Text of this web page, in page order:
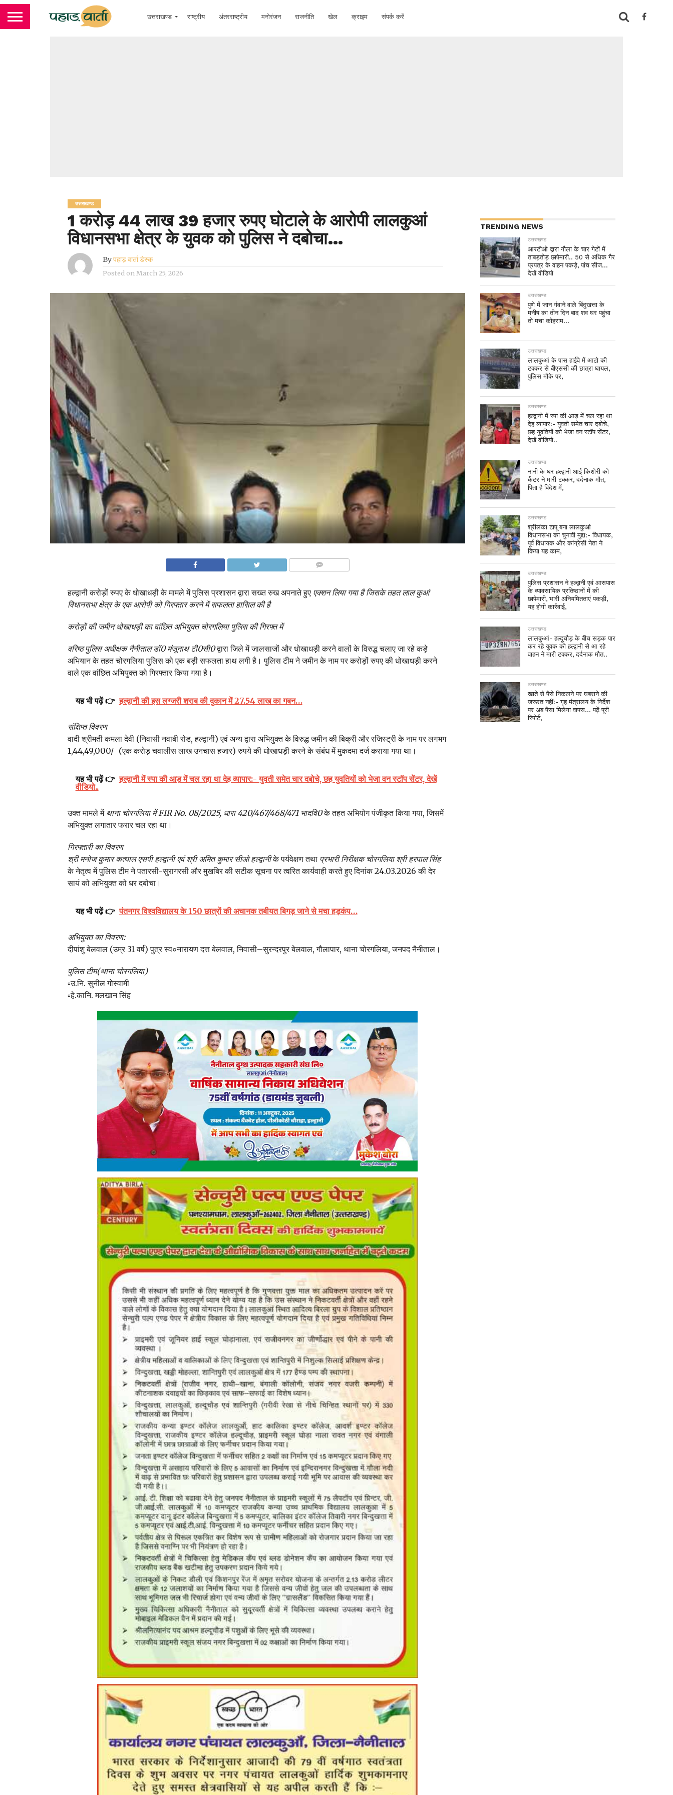
उत्तराखण्ड राष्ट्रीय अंतरराष्ट्रीय मनोरंजन राजनीति खेल क्राइम संपर्क करें
उत्तराखण्ड
1 करोड़ 44 लाख 39 हजार रुपए घोटाले के आरोपी लालकुआं
विधानसभा क्षेत्र के युवक को पुलिस ने दबोचा…
Byपहाड़ वार्ता डेस्क
Posted on March 25, 2026
हल्द्वानी करोड़ों रुपए के धोखाधड़ी के मामले में पुलिस प्रशासन द्वारा सख्त रुख अपनाते हुएएक्शन लिया गया है जिसके तहत लाल कुआं
विधानसभा क्षेत्र के एक आरोपी को गिरफ्तार करने में सफलता हासिल की है
करोड़ों की जमीन धोखाधड़ी का वांछित अभियुक्त चोरगलिया पुलिस की गिरफ्त में
वरिष्ठ पुलिस अधीक्षक नैनीताल डॉ0 मंजूनाथ टी0सी0द्वारा जिले में जालसाजों और धोखाधड़ी करने वालों के विरुद्ध चलाए जा रहे कड़े
अभियान के तहत चोरगलिया पुलिस को एक बड़ी सफलता हाथ लगी है। पुलिस टीम ने जमीन के नाम पर करोड़ों रुपए की धोखाधड़ी करने
वाले एक वांछित अभियुक्त को गिरफ्तार किया गया है।
यह भी पढ़ें 👉 हल्द्वानी की इस लग्जरी शराब की दुकान में 27.54 लाख का गबन…
संक्षिप्त विवरण
वादी श्रीमती कमला देवी (निवासी नवाबी रोड, हल्द्वानी) एवं अन्य द्वारा अभियुक्त के विरुद्ध जमीन की बिक्री और रजिस्ट्री के नाम पर लगभग
1,44,49,000/- (एक करोड़ चवालीस लाख उनचास हजार) रुपये की धोखाधड़ी करने के संबंध में मुकदमा दर्ज कराया गया था।
यह भी पढ़ें 👉 हल्द्वानी में स्पा की आड़ में चल रहा था देह व्यापार:- युवती समेत चार दबोचे, छह युवतियों को भेजा वन स्टॉप सेंटर, देखें
वीडियो..
उक्त मामले में थाना चोरगलिया में FIR No. 08/2025, धारा 420/467/468/471 भादवि0के तहत अभियोग पंजीकृत किया गया, जिसमें
अभियुक्त लगातार फरार चल रहा था।
गिरफ्तारी का विवरण
श्री मनोज कुमार कत्याल एसपी हल्द्वानी एवं श्री अमित कुमार सीओ हल्द्वानीके पर्यवेक्षण तथा प्रभारी निरीक्षक चोरगलिया श्री हरपाल सिंह
के नेतृत्व में पुलिस टीम ने पतारसी-सुरागरसी और मुखबिर की सटीक सूचना पर त्वरित कार्यवाही करते हुए दिनांक 24.03.2026 की देर
सायं को अभियुक्त को धर दबोचा।
यह भी पढ़ें 👉 पंतनगर विश्वविद्यालय के 150 छात्रों की अचानक तबीयत बिगड़ जाने से मचा हड़कंप…
अभियुक्त का विवरण:
दीपांशु बेलवाल (उम्र 31 वर्ष) पुत्र स्व०नारायण दत्त बेलवाल, निवासी–सुरन्दरपुर बेलवाल, गौलापार, थाना चोरगलिया, जनपद नैनीताल।
पुलिस टीम(थाना चोरगलिया)
▫️उ.नि. सुनील गोस्वामी
▫️हे.कानि. मलखान सिंह
TRENDING NEWS
उत्तराखण्ड
आरटीओ द्वारा गौला के चार गेटों में
ताबड़तोड़ छापेमारी.. 50 से अधिक गैर
प्रपत्र के वाहन पकड़े, पांच सीज…
देखें वीडियो
उत्तराखण्ड
पुणे में जान गंवाने वाले बिंदुखत्ता के
मनीष का तीन दिन बाद शव घर पहुंचा
तो मचा कोहराम…
उत्तराखण्ड
लालकुआं के पास हाईवे में आटो की
टक्कर से बीएससी की छात्रा घायल,
पुलिस मौके पर,
उत्तराखण्ड
हल्द्वानी में स्पा की आड़ में चल रहा था
देह व्यापार:- युवती समेत चार दबोचे,
छह युवतियों को भेजा वन स्टॉप सेंटर,
देखें वीडियो..
उत्तराखण्ड
नानी के घर हल्द्वानी आई किशोरी को
कैंटर ने मारी टक्कर, दर्दनाक मौत,
पिता है विदेश में,
उत्तराखण्ड
श्रीलंका टापू बना लालकुआं
विधानसभा का चुनावी मुद्दा:- विधायक,
पूर्व विधायक और कांग्रेसी नेता ने
किया यह काम,
उत्तराखण्ड
पुलिस प्रशासन ने हल्द्वानी एवं आसपास
के व्यावसायिक प्रतिष्ठानों में की
छापेमारी, भारी अनियमितताएं पकड़ी,
यह होगी कार्रवाई,
उत्तराखण्ड
लालकुआं- हल्दूचौड़ के बीच सड़क पार
कर रहे युवक को हल्द्वानी से आ रहे
वाहन ने मारी टक्कर, दर्दनाक मौत..
उत्तराखण्ड
खाते से पैसे निकलने पर घबराने की
जरूरत नहीं:- गृह मंत्रालय के निर्देश
पर अब पैसा मिलेगा वापस… पढ़ें पूरी
रिपोर्ट,